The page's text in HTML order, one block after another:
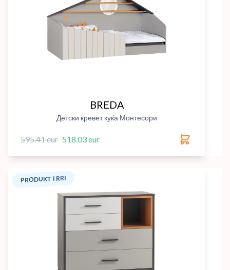
BREDA
Детски кревет куќа Монтесори
595.41 eur 518.03 eur
PRODUKT I RRI